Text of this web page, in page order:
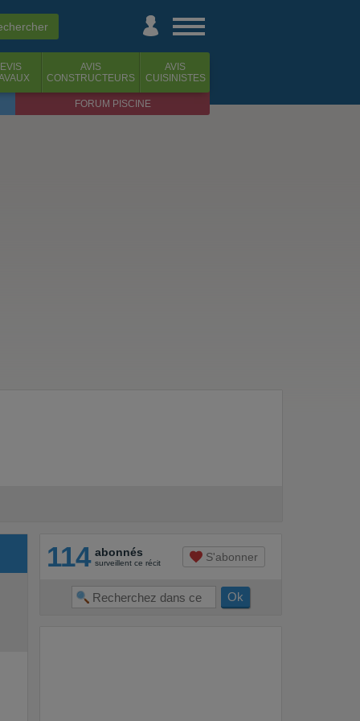
AVIS
CONSTRUCTEURS
AVIS
CUISINISTES
FORUM PISCINE
114 abonnés
surveillent ce récit S'abonner